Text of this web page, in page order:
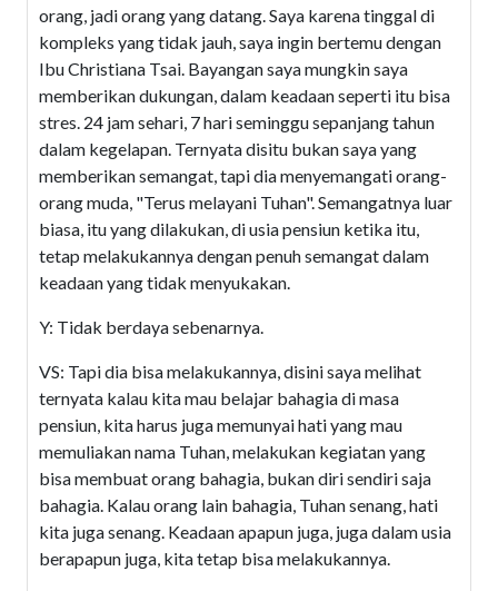
orang, jadi orang yang datang. Saya karena tinggal di
kompleks yang tidak jauh, saya ingin bertemu dengan
Ibu Christiana Tsai. Bayangan saya mungkin saya
memberikan dukungan, dalam keadaan seperti itu bisa
stres. 24 jam sehari, 7 hari seminggu sepanjang tahun
dalam kegelapan. Ternyata disitu bukan saya yang
memberikan semangat, tapi dia menyemangati orang-
orang muda, "Terus melayani Tuhan". Semangatnya luar
biasa, itu yang dilakukan, di usia pensiun ketika itu,
tetap melakukannya dengan penuh semangat dalam
keadaan yang tidak menyukakan.
Y: Tidak berdaya sebenarnya.
VS: Tapi dia bisa melakukannya, disini saya melihat
ternyata kalau kita mau belajar bahagia di masa
pensiun, kita harus juga memunyai hati yang mau
memuliakan nama Tuhan, melakukan kegiatan yang
bisa membuat orang bahagia, bukan diri sendiri saja
bahagia. Kalau orang lain bahagia, Tuhan senang, hati
kita juga senang. Keadaan apapun juga, juga dalam usia
berapapun juga, kita tetap bisa melakukannya.